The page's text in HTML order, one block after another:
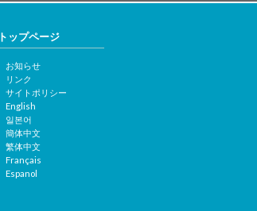
トップページ
お知らせ
リンク
サイトポリシー
English
일본어
簡体中文
繁体中文
Français
Espanol